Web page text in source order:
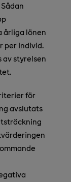
årliga lönen
per individ.
av styrelsen
för
avslutats